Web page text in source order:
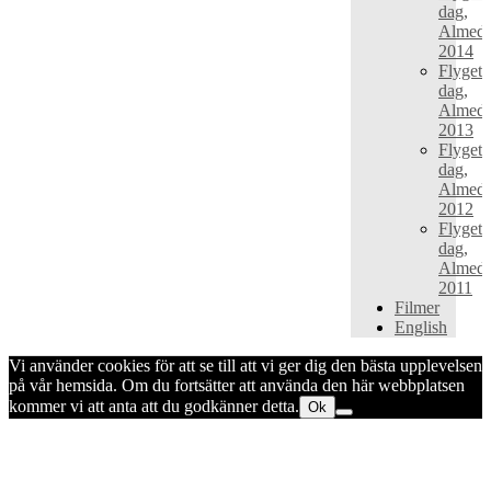
dag,
2014
Flygets
dag,
2013
Flygets
dag,
2012
Flygets
dag,
2011
Filmer
English
Vi använder cookies för att se till att vi ger dig den bästa upplevelsen
på vår hemsida. Om du fortsätter att använda den här webbplatsen
kommer vi att anta att du godkänner detta. Ok